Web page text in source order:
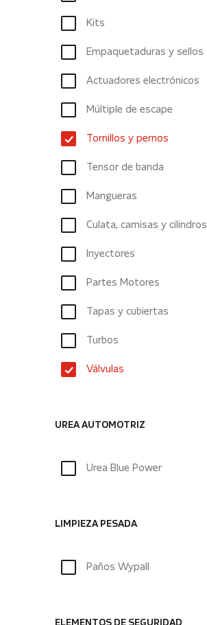
Kits
Empaquetaduras y sellos
Actuadores electrónicos
Múltiple de escape
Tornillos y pernos
Tensor de banda
Mangueras
Culata, camisas y cilindros
Inyectores
Partes Motores
Tapas y cubiertas
Turbos
Válvulas
UREA AUTOMOTRIZ
Urea Blue Power
LIMPIEZA PESADA
Paños Wypall